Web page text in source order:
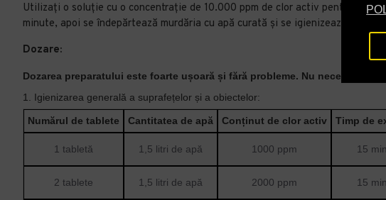
Utilizați o soluție cu o concentrație de 10.000 ppm de clor activ pentru a
minute, apoi se îndepărtează murdăria cu apă curată și se igienizeaza din
Dozare:
Dozarea preparatului este foarte ușoară și fără probleme. Nu necesită
1. Igienizarea generală a suprafețelor și a obiectelor:
Numărul de tablete Cantitatea de apă Conținut de clor activ Timp de
1 tabletă 1,5 litri de apă 1000 ppm 15
2 tablete 1,5 litri de apă 2000 ppm 15